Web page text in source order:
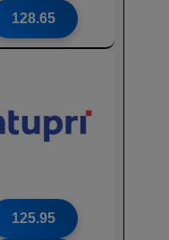
128.65
125.95